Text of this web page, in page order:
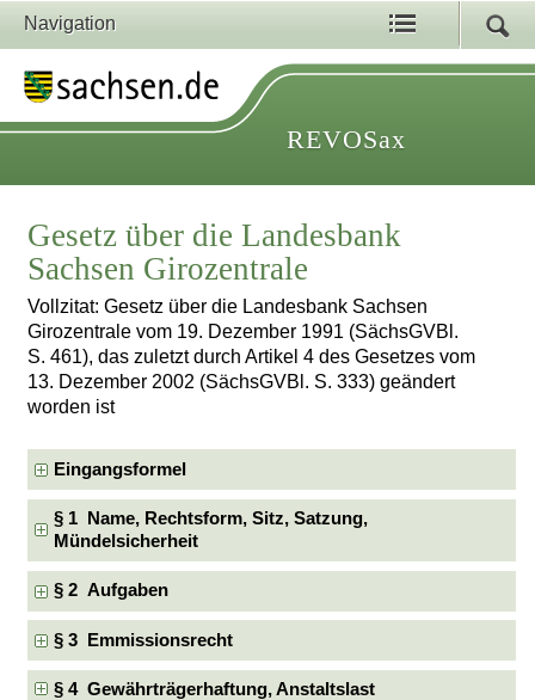
Navigation
REVOSax
Gesetz über die Landesbank
Sachsen Girozentrale
Vollzitat: Gesetz über die Landesbank Sachsen
Girozentrale vom 19. Dezember 1991 (SächsGVBl.
S. 461), das zuletzt durch Artikel 4 des Gesetzes vom
13. Dezember 2002 (SächsGVBl. S. 333) geändert
worden ist
Eingangsformel
§ 1 Name, Rechtsform, Sitz, Satzung,
Mündelsicherheit
§ 2 Aufgaben
§ 3 Emmissionsrecht
§ 4 Gewährträgerhaftung, Anstaltslast